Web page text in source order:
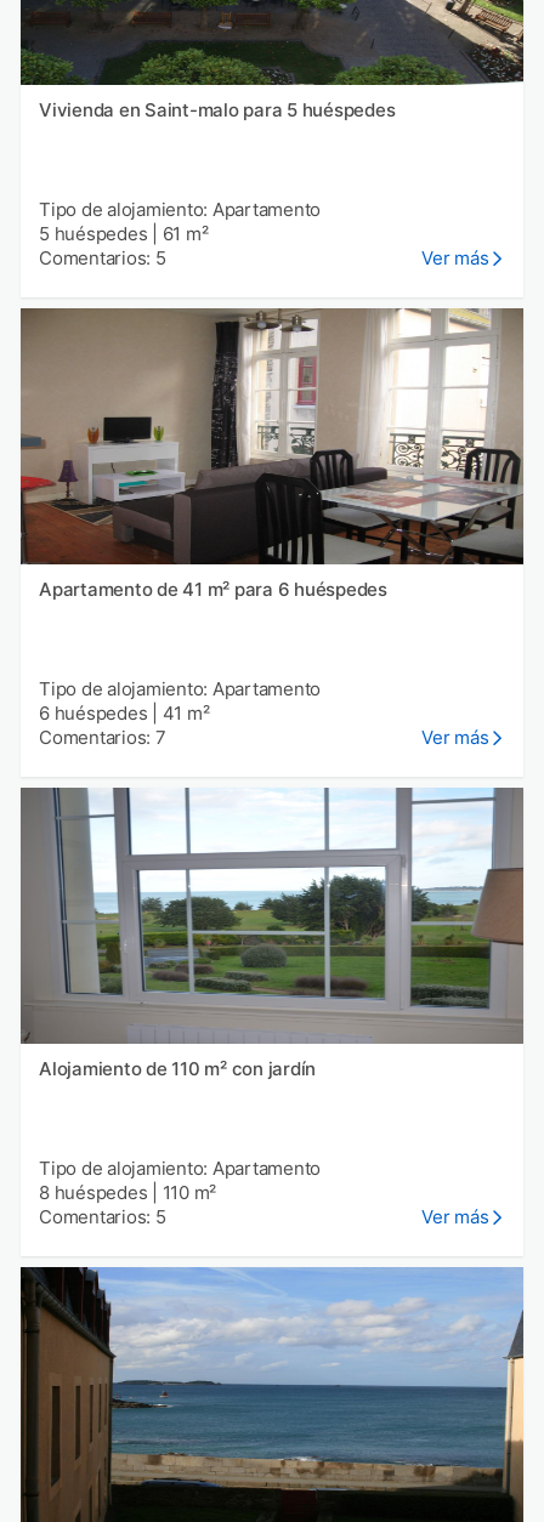
Vivienda en Saint-malo para 5 huéspedes
Tipo de alojamiento: Apartamento
5 huéspedes
61 m²
Comentarios: 5
Ver más
Apartamento de 41 m² para 6 huéspedes
Tipo de alojamiento: Apartamento
6 huéspedes
41 m²
Comentarios: 7
Ver más
Alojamiento de 110 m² con jardín
Tipo de alojamiento: Apartamento
8 huéspedes
110 m²
Comentarios: 5
Ver más